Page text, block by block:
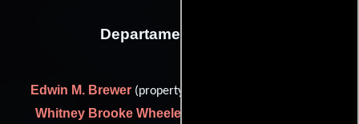
Departamento de arte
Edwin M. Brewer(property master (as Edwin Brewer)),
Whitney Brooke Wheeler